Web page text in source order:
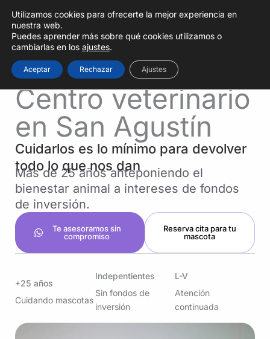
contenido
MASPALOMAS · GRAN CANARIA
Centro veterinario
en San Agustín
Cuidarlos es lo mínimo para devolver
todo lo que nos dan
Más de 25 años anteponiendo el
bienestar animal a intereses de fondos
de inversión.
Te asesoramos sin
compromiso
Reserva cita para tu
mascota
+25 años
Cuidando mascotas
Indepentientes
Sin fondos de
inversión
L-V
Atención
continuada
Utilizamos cookies para ofrecerte la mejor experiencia en
nuestra web.
Puedes aprender más sobre qué cookies utilizamos o
cambiarlas en los ajustes.
Aceptar Rechazar Ajustes